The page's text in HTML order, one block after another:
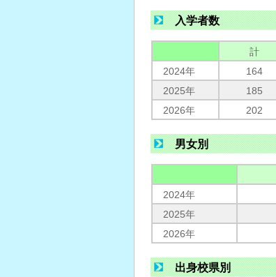
入学者数
計
2024年
164
2025年
185
2026年
202
男女別
2024年
2025年
2026年
出身校県別